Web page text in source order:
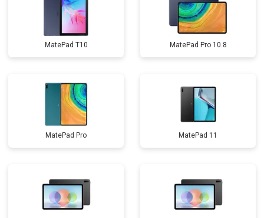
MatePad T10 MatePad Pro 10.8
MatePad Pro MatePad 11